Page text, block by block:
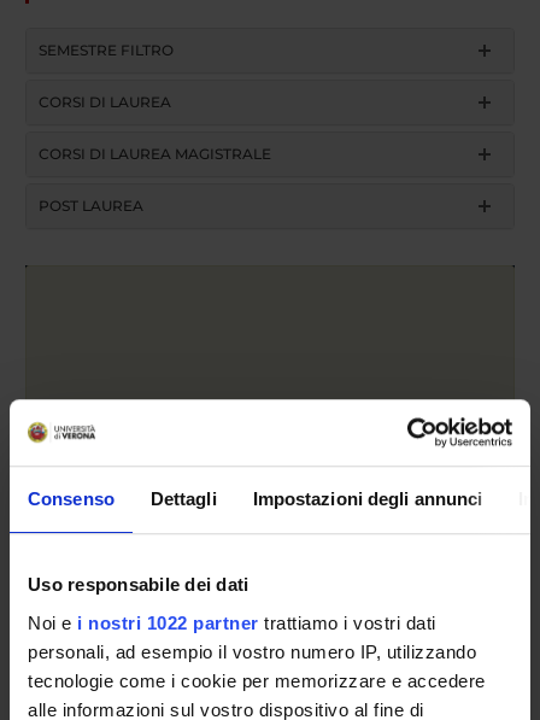
Consenso Dettagli Impostazioni degli annunci
Uso responsabile dei dati
Noi e i nostri 1022 partner trattiamo i vostri dati
personali, ad esempio il vostro numero IP, utilizzando
tecnologie come i cookie per memorizzare e accedere
alle informazioni sul vostro dispositivo al fine di
SEMESTRE FILTRO
CORSI DI LAUREA
CORSI DI LAUREA MAGISTRALE
POST LAUREA
Anno accademico
Cerca
Insegnamento
Cerca